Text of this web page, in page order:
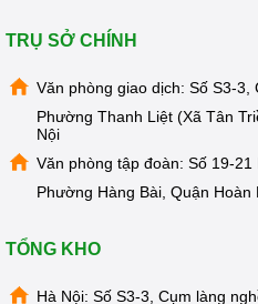
Tất cả sản phẩm được phân
sẽ được bảo hành theo thời
bảo hành.
lọc nước RO Kangaroo và
Hoặc Quý khách vui lòng
0981.700.268
kangaroo kg100ha |
máy lọc nước kangaroo kg108a
TRỤ SỞ CHÍNH
Văn phòng giao dịch: Số S3-3,
Phường Thanh Liệt (Xã Tân
Nội
Văn phòng tập đoàn: Số 19-21
Phường Hàng Bài, Quận Hoàn
TỔNG KHO
Hà Nội: Số S3-3, Cụm làng